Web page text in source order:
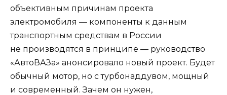
объективным причинам проекта
электромобиля — компоненты к данным
транспортным средствам в России
не производятся в принципе — руководство
«АвтоВАЗа» анонсировало новый проект. Будет
обычный мотор, но с турбонаддувом, мощный
и современный. Зачем он нужен,